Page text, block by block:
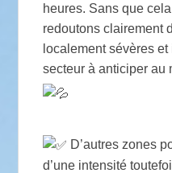
heures. Sans que
redoutons clairement
localement sévères
secteur à anticiper au
D’autres zones
d’une intensité